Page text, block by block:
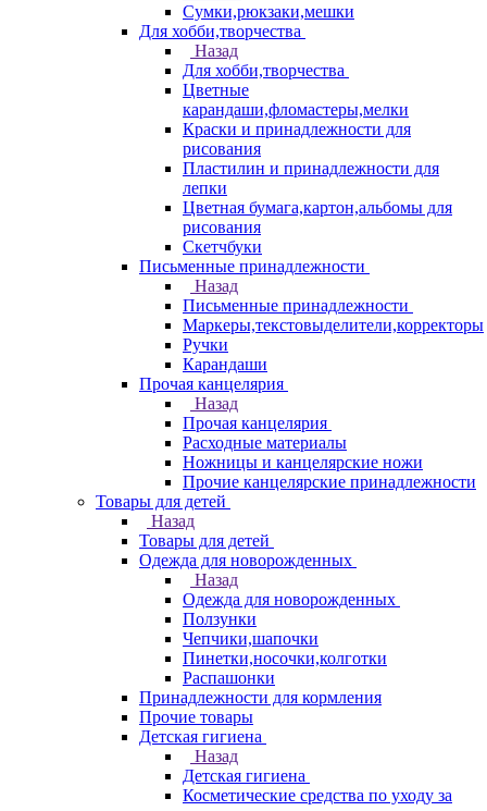
Сумки,рюкзаки,мешки
Для хобби,творчества
Назад
Для хобби,творчества
Цветные
карандаши,фломастеры,мелки
Краски и принадлежности для
рисования
Пластилин и принадлежности для
лепки
Цветная бумага,картон,альбомы для
рисования
Скетчбуки
Письменные принадлежности
Назад
Письменные принадлежности
Маркеры,текстовыделители,корректоры
Ручки
Карандаши
Прочая канцелярия
Назад
Прочая канцелярия
Расходные материалы
Ножницы и канцелярские ножи
Прочие канцелярские принадлежности
Товары для детей
Назад
Товары для детей
Одежда для новорожденных
Назад
Одежда для новорожденных
Ползунки
Чепчики,шапочки
Пинетки,носочки,колготки
Распашонки
Принадлежности для кормления
Прочие товары
Детская гигиена
Назад
Детская гигиена
Косметические средства по уходу за